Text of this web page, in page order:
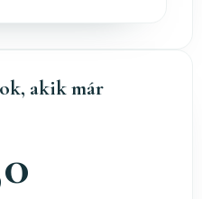
akik már